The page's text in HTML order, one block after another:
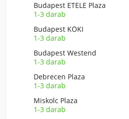
Budapest ETELE Plaza
1-3 darab
Budapest KÖKI
1-3 darab
Budapest Westend
1-3 darab
Debrecen Plaza
1-3 darab
Miskolc Plaza
1-3 darab